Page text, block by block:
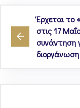
Έρχεται το
στις 17
συνάντηση
διοργάνωση